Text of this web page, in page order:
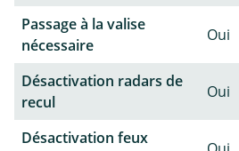
Passage à la valise
nécessaire
Oui
Désactivation radars de
recul
Oui
Désactivation feux